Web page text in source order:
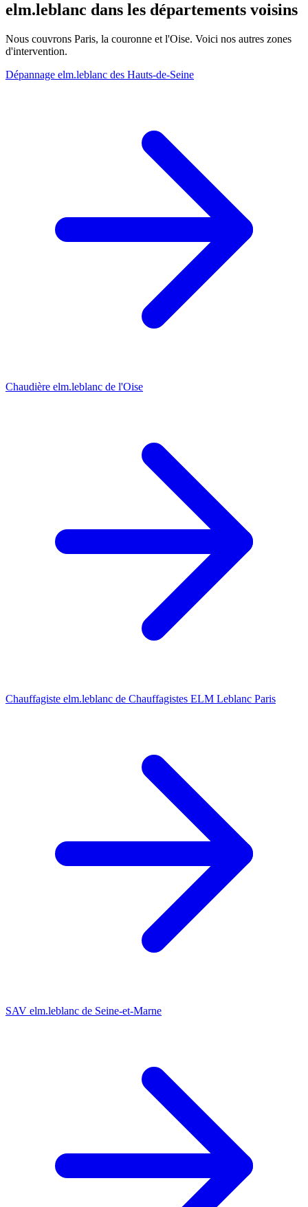
elm.leblanc dans les départements voisins
Nous couvrons Paris, la couronne et l'Oise. Voici nos autres zones
d'intervention.
Dépannage elm.leblanc des Hauts-de-Seine
Chaudière elm.leblanc de l'Oise
Chauffagiste elm.leblanc de Chauffagistes ELM Leblanc Paris
SAV elm.leblanc de Seine-et-Marne